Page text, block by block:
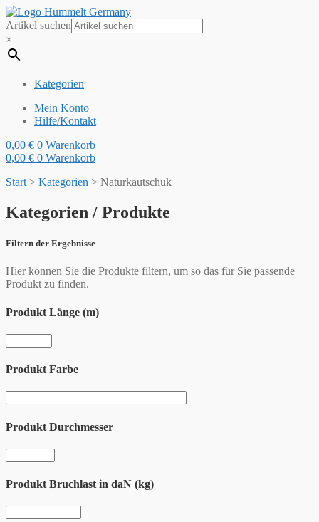
Artikel suchen
×
Kategorien
Mein Konto
Hilfe/Kontakt
0,00 € 0 Warenkorb
0,00 € 0 Warenkorb
Start > Kategorien > Naturkautschuk
Kategorien / Produkte
Filtern der Ergebnisse
Hier können Sie die Produkte filtern, um so das für Sie passende
Produkt zu finden.
Produkt Länge (m)
Produkt Farbe
Produkt Durchmesser
Produkt Bruchlast in daN (kg)